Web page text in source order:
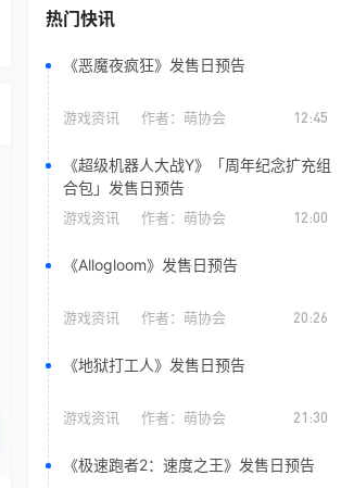
热门快讯
《恶魔夜疯狂》发售日预告
游戏资讯 作者： 萌协会 12:45
《超级机器人大战Y》「周年纪念扩充组
合包」发售日预告
游戏资讯 作者： 萌协会 12:00
《Allogloom》发售日预告
游戏资讯 作者： 萌协会 20:26
《地狱打工人》发售日预告
游戏资讯 作者： 萌协会 21:30
《极速跑者2：速度之王》发售日预告